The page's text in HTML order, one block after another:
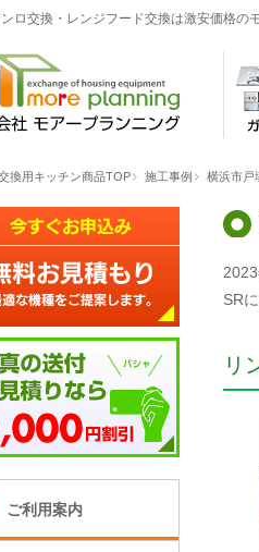
ロ交換・レンジフード交換は激安価格の
換用キッチン商品TOP 施工事例 横浜市戸
SR
リ
ご利用案内